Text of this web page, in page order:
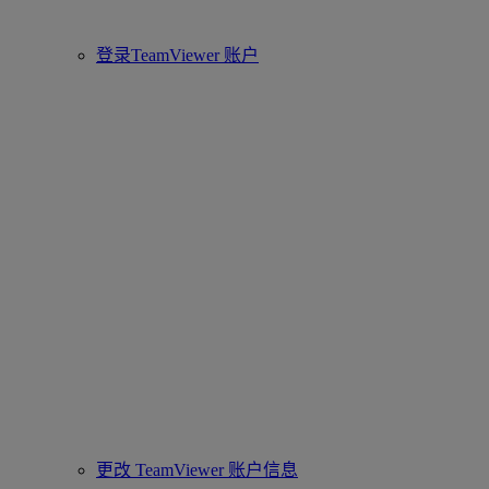
登录TeamViewer 账户
更改 TeamViewer 账户信息